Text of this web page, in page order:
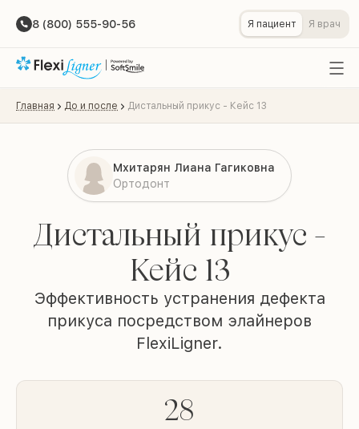
8 (800) 555-90-56 Я пациент Я врач
Главная До и после Дистальный прикус - Кейс 13
Мхитарян Лиана Гагиковна
Ортодонт
Дистальный прикус -
Кейс 13
Эффективность устранения дефекта
прикуса посредством элайнеров
FlexiLigner.
28